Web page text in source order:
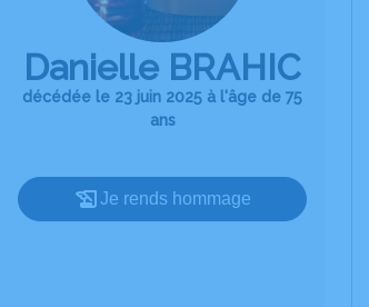
Danielle BRAHIC
décédée le 23 juin 2025 à l'âge de 75
ans
Je rends hommage